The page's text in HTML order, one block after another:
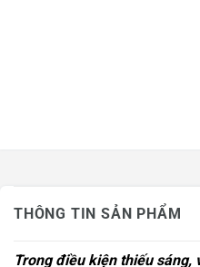
THÔNG TIN SẢN PHẨM
Trong điều kiện thiếu